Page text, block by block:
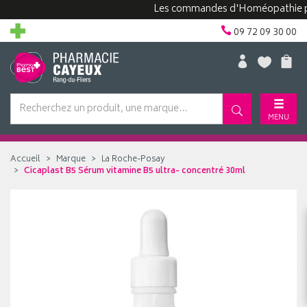
Les commandes d'Homéopathie
09 72 09 30 00
MENU
Accueil Marque
La Roche-Posay
Cicaplast B5 Sérum vitamine B5 ultra- concentré 30ml